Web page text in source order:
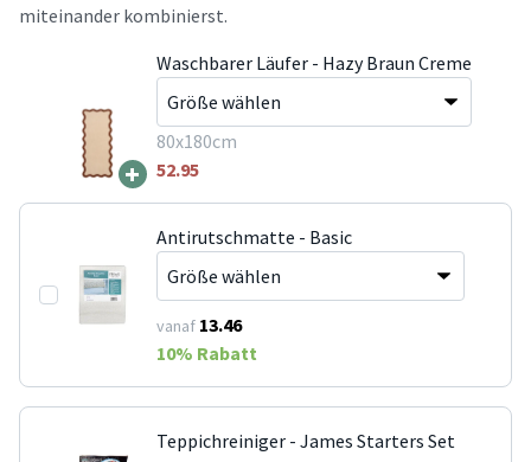
miteinander kombinierst.
+
Waschbarer Läufer - Hazy Braun Creme
80x180cm
52.95
Antirutschmatte - Basic
vanaf 13.46
10% Rabatt
Teppichreiniger - James Starters Set